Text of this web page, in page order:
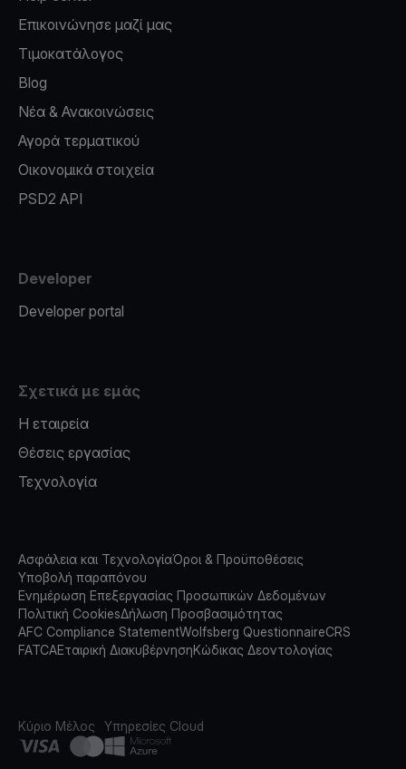
Επικοινώνησε μαζί μας
Τιμοκατάλογος
Blog
Νέα & Ανακοινώσεις
Αγορά τερματικού
Οικονομικά στοιχεία
PSD2 API
Developer
Developer portal
Σχετικά με εμάς
Η εταιρεία
Θέσεις εργασίας
Τεχνολογία
Ασφάλεια και ΤεχνολογίαΌροι & Προϋποθέσεις
Υποβολή παραπόνου
Ενημέρωση Επεξεργασίας Προσωπικών Δεδομένων
Πολιτική CookiesΔήλωση Προσβασιμότητας
AFC Compliance StatementWolfsberg QuestionnaireCRS
FATCAΕταιρική ΔιακυβέρνησηΚώδικας Δεοντολογίας
Κύριο Μέλος Υπηρεσίες Cloud